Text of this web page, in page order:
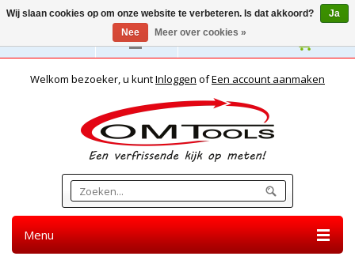
Nederlands
Welkom bezoeker, u kuntInloggen ofEen account aanmaken
Menu
Wij slaan cookies op om onze website te verbeteren. Is dat akkoord?
Ja
Nee
Meer over cookies »